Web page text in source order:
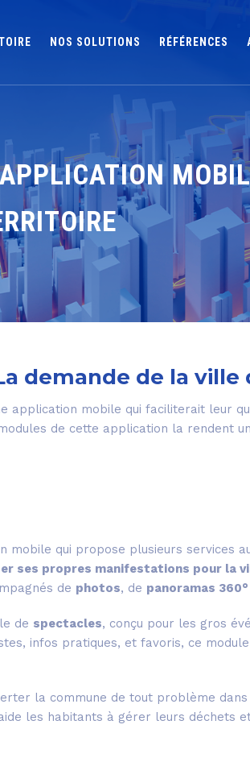
NOS SOLUTIONS RÉFÉRENCES
demande de la ville
application mobile qui faciliterait leur
de cette application la rendent
mobile qui propose plusieurs services
ses propres manifestations pour la
de photos, de panoramas 360°
de spectacles, conçu pour les gros
infos pratiques, et favoris, ce
la commune de tout problème
les habitants à gérer leurs déchets